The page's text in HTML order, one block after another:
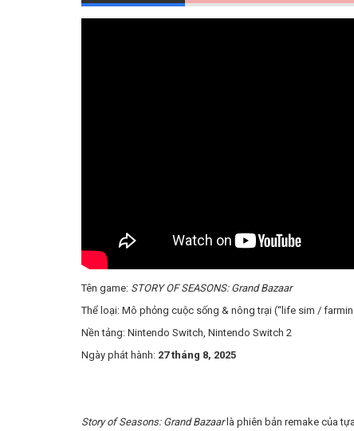
Tên game: STORY OF SEASONS: Grand Bazaar
Thể loại: Mô phỏng cuộc sống & nông trại (“life sim /
Nền tảng: Nintendo Switch, Nintendo Switch 2
Ngày phát hành: 27 tháng 8, 2025
Story of Seasons: Grand Bazaarlà phiên bản remake của